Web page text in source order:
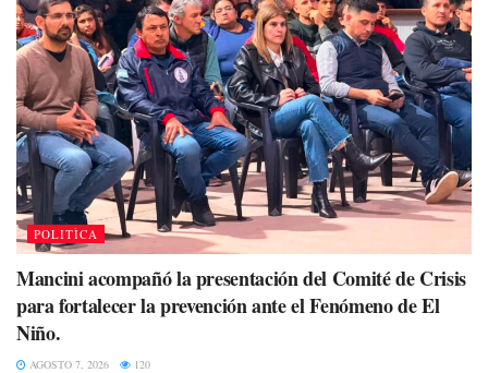
POLITÌCA
Mancini acompañó la presentación del Comité de Crisis
para fortalecer la prevención ante el Fenómeno de El
Niño.
AGOSTO 7, 2026 120